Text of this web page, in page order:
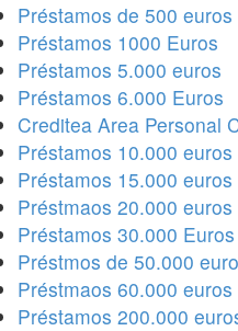
Préstamos de 500 euros
Préstamos 1000 Euros
Préstamos 5.000 euros
Préstamos 6.000 Euros
Creditea Area Personal
Préstamos 10.000 euros
Préstamos 15.000 euros
Préstmaos 20.000 euros
Préstamos 30.000 Euros
Préstmos de 50.000
Préstmaos 60.000 euros
Préstamos 200.000